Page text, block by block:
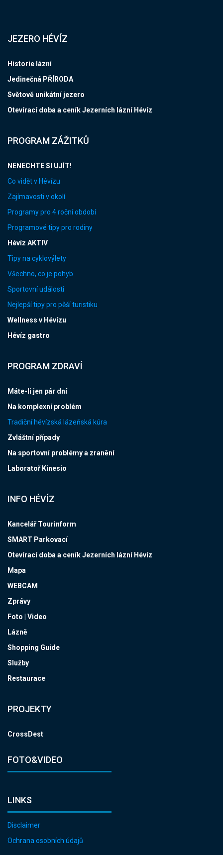
JEZERO HÉVÍZ
Historie lázní
Jedinečná PŘÍRODA
Světově unikátní jezero
Otevírací doba a ceník Jezerních lázní Hévíz
PROGRAM ZÁŽITKŮ
NENECHTE SI UJÍT!
Co vidět v Hévízu
Zajímavosti v okolí
Programy pro 4 roční období
Programové tipy pro rodiny
Hévíz AKTIV
Tipy na cyklovýlety
Všechno, co je pohyb
Sportovní události
Nejlepší tipy pro pěší turistiku
Wellness v Hévízu
Hévíz gastro
PROGRAM ZDRAVÍ
Máte-li jen pár dní
Na komplexní problém
Tradiční hévízská lázeňská kúra
Zvláštní případy
Na sportovní problémy a zranění
Laboratoř Kinesio
INFO HÉVÍZ
Kancelář Tourinform
SMART Parkovací
Otevírací doba a ceník Jezerních lázní Hévíz
Mapa
WEBCAM
Zprávy
Foto | Video
Lázně
Shopping Guide
Služby
Restaurace
PROJEKTY
CrossDest
FOTO&VIDEO
LINKS
Disclaimer
Ochrana osobních údajů